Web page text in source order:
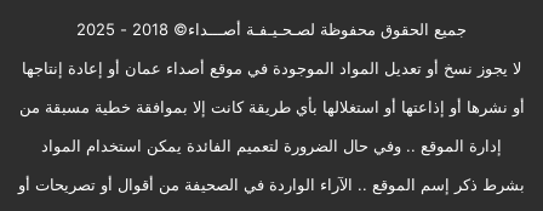
جميع الحقوق محفوظة لصـحـيـفـة أصـــداء© 2018 - 2025
لا يجوز نسخ أو تعديل المواد الموجودة في موقع أصداء عمان أو إعادة إنتاجها
أو نشرها أو إذاعتها أو استغلالها بأي طريقة كانت إلا بموافقة خطية مسبقة من
إدارة الموقع .. وفي حال الضرورة لتعميم الفائدة يمكن استخدام المواد
بشرط ذكر إسم الموقع .. الآراء الواردة في الصحيفة من أقوال أو تصريحات أو